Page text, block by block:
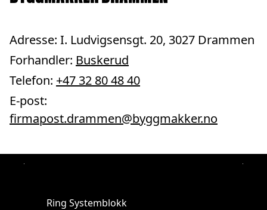
Adresse: I. Ludvigsensgt. 20, 3027 Drammen
Forhandler: Buskerud
Telefon: +47 32 80 48 40
E-post:
firmapost.drammen@byggmakker.no
Ring Systemblokk